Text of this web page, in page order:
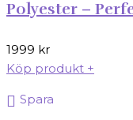
Polyester –
1999 kr
Köp produkt +
Spara